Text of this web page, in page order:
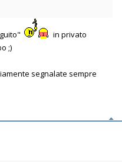
in privato
;)
segnalate sempre